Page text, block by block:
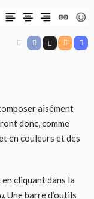
aisément
donc, comme
en couleurs et des
cliquant dans la
. Une barre d’outils